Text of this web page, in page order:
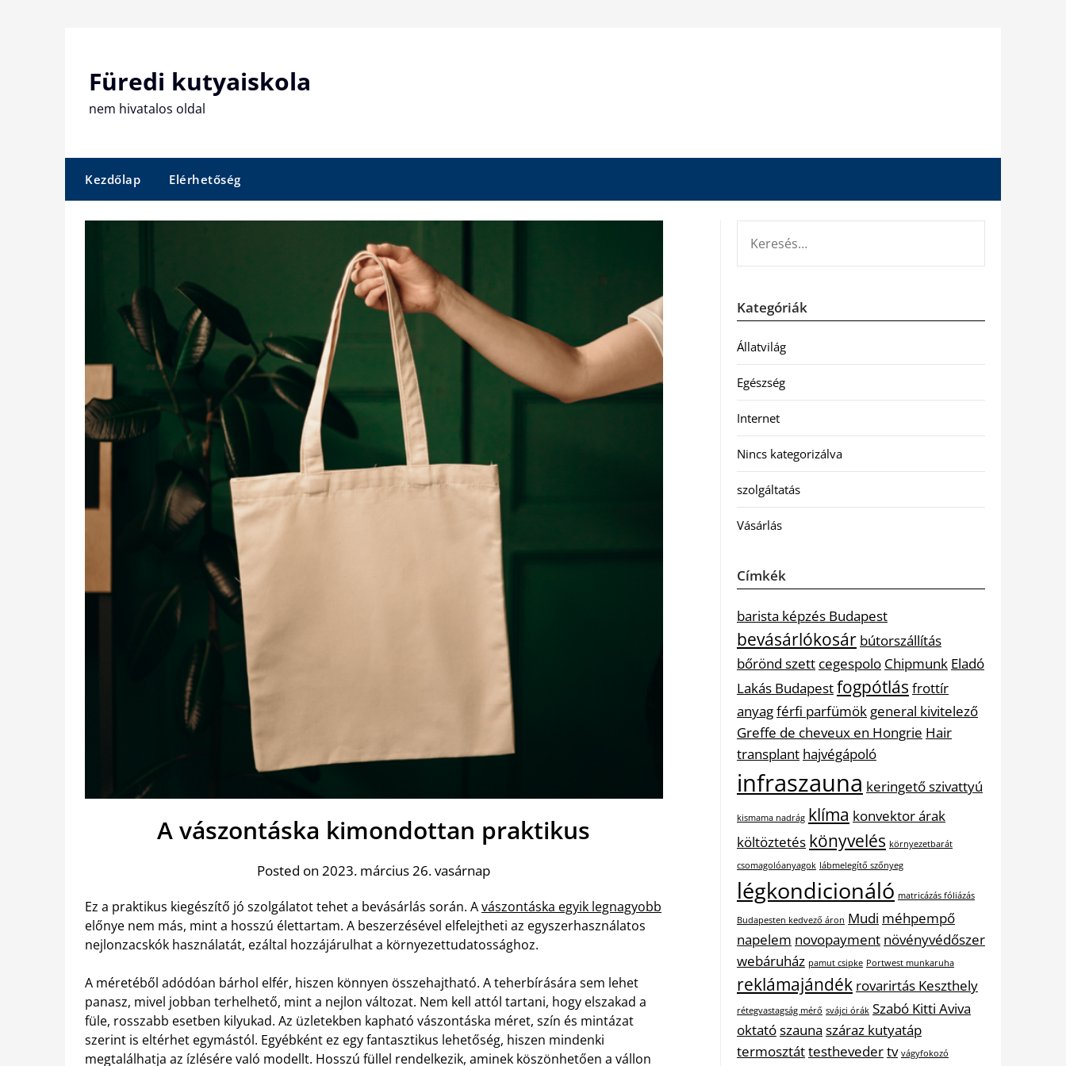
Füredi kutyaiskola
nem hivatalos oldal
Kezdőlap Elérhetőség
A vászontáska kimondottan praktikus
Posted on 2023. március 26. vasárnap
Ez a praktikus kiegészítő jó szolgálatot tehet a bevásárlás során. Avászontáska egyik legnagyobb
előnye nem más, mint a hosszú élettartam. A beszerzésével elfelejtheti az egyszerhasználatos
nejlonzacskók használatát, ezáltal hozzájárulhat a környezettudatossághoz.
A méretéből adódóan bárhol elfér, hiszen könnyen összehajtható. A teherbírására sem lehet
panasz, mivel jobban terhelhető, mint a nejlon változat. Nem kell attól tartani, hogy elszakad a
füle, rosszabb esetben kilyukad. Az üzletekben kapható vászontáska méret, szín és mintázat
szerint is eltérhet egymástól. Egyébként ez egy fantasztikus lehetőség, hiszen mindenki
megtalálhatja az ízlésére való modellt. Hosszú füllel rendelkezik, aminek köszönhetően a vállon
Kategóriák
Állatvilág
Egészség
Internet
Nincs kategorizálva
szolgáltatás
Vásárlás
Címkék
barista képzés Budapest
bevásárlókosár bútorszállítás
bőrönd szett cegespolo Chipmunk Eladó
Lakás Budapestfogpótlás frottír
anyagférfi parfümök general kivitelező
Greffe de cheveux en Hongrie Hair
transplant hajvégápoló
infraszauna keringető szivattyú
kismama nadrág klíma konvektor árak
költöztetés könyvelés környezetbarát
csomagolóanyagok lábmelegítő szőnyeg
légkondicionáló matricázás fóliázás
Budapesten kedvező áron Mudi méhpempő
napelem novopayment növényvédőszer
webáruház pamut csipke Portwest munkaruha
reklámajándék rovarirtás Keszthely
rétegvastagság mérő svájci órák Szabó Kitti Aviva
oktatószauna száraz kutyatáp
termosztáttesthevedertv vágyfokozó